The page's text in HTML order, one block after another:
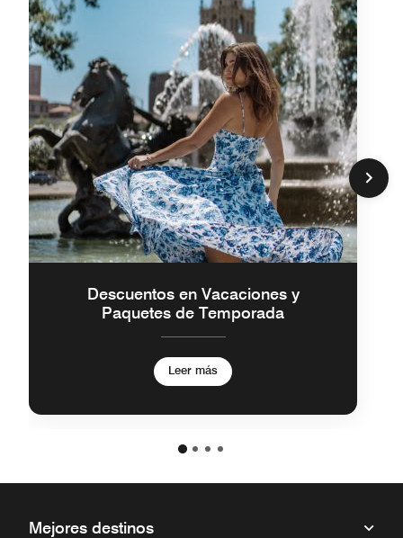
Descuentos en Vacaciones y
Paquetes de Temporada
Leer más
Mejores destinos